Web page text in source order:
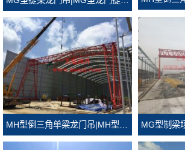
MH型倒三角单梁龙门吊|MH型倒三角龙门吊